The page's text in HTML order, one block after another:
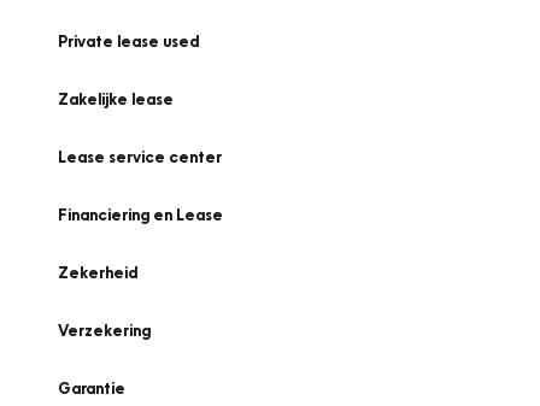
Private lease used
Zakelijke lease
Lease service center
Financiering en Lease
Zekerheid
Verzekering
Garantie